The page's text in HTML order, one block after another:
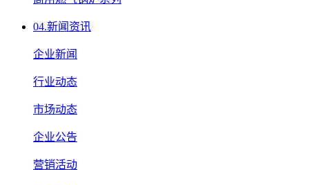
04.新闻资讯
企业新闻
行业动态
市场动态
企业公告
营销活动